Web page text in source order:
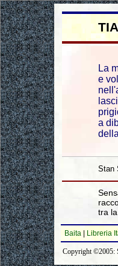
TIA
La
e
a
Stan
tra
Baita Libreria
Copyright